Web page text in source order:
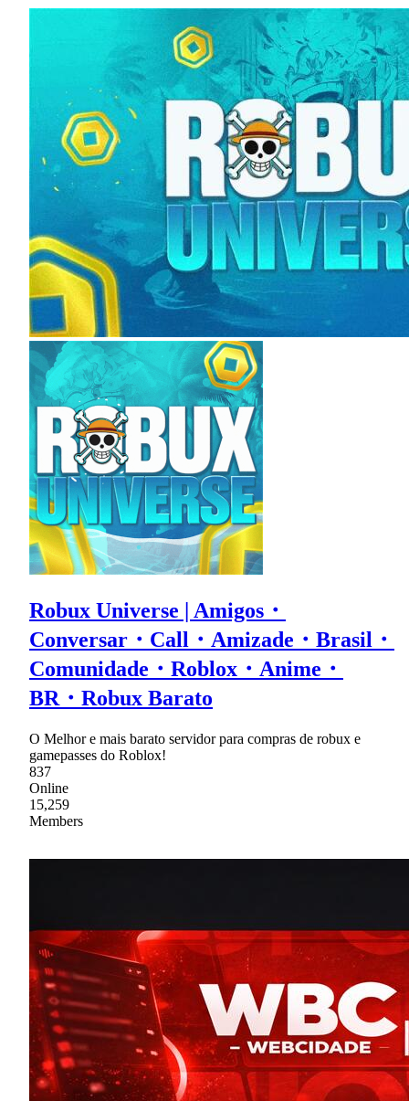
Robux Universe | Amigos・
Conversar・Call・Amizade・Brasil・
Comunidade・Roblox・Anime・
BR・Robux Barato
O Melhor e mais barato servidor para compras de robux e
gamepasses do Roblox!
837
Online
15,259
Members